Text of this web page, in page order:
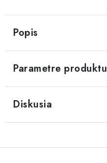
Popis
Parametre produktu
Diskusia